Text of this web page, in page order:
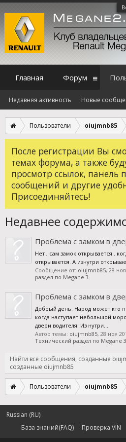
Пользователи oiujmnb85
После регистрации Вы
темах форума, а также
просмотр ссылок, панель
сообщений и другие
Присоединяйтесь!
Недавнее
Проблема с замком в
Нет , сам замок открывается .
открывается. А изнутри
Сообщение от: oiujmnb85, 28
раздел по Megane 3
Проблема с замком в
Добрый день. Народ может кто
когда наступает небольшой
двери водителя. Из нутри...
Автор темы: oiujmnb85, 28 ноя
Технический раздел по Megane 3
Найти все сообщения, созданные
созданные oiujmnb85
Пользователи oiujmnb85
Главная Форум
Недавняя активность Новые
Russian (RU)
База знаний(FAQ)
Проверка VIN